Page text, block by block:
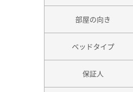
部屋の向き
ベッドタイプ
保証人